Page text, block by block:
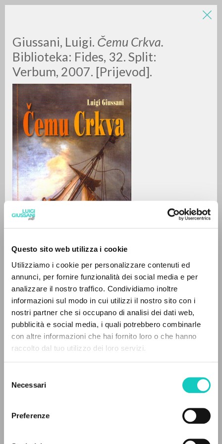
Questo sito web utilizza i cookie
Utilizziamo i cookie per personalizzare contenuti ed
annunci, per fornire funzionalità dei social media e per
analizzare il nostro traffico. Condividiamo inoltre
informazioni sul modo in cui utilizzi il nostro sito con i
nostri partner che si occupano di analisi dei dati web,
pubblicità e social media, i quali potrebbero combinarle
con altre informazioni che hai fornito loro o che hanno
raccolto dal tuo utilizzo dei loro servizi.
delNecessari
Preferenze
Giussani, Luigi. Čemu Crkva.
Biblioteka: Fides, 32. Split:
Verbum, 2007. [Prijevod].
Brigljevic-Gozze MareTraduttore
Giussani Luigi Autore
Gozze Ivana Traduttore
Verbum
Pagine: 344
LUIGI
GIUSSANI
0DOCUMENTI TROVATI
RISULTATI SUCCESSIVI